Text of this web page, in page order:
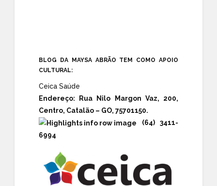
BLOG DA MAYSA ABRÃO TEM COMO APOIO
CULTURAL:
Ceica Saúde
Endereço:
Rua Nilo Margon Vaz, 200,
Centro, Catalão – GO, 75701150.
(64) 3411-
6994